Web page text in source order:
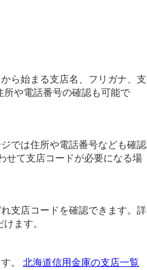
ら始まる支店名、フリガナ、支
所や電話番号の確認も可能で
では住所や電話番号なども確認
せて支店コードが必要になる場
支店コードを確認できます。詳
ます。
す。北海道信用金庫の支店一覧